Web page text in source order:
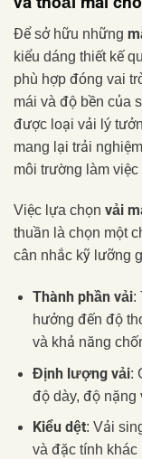
Để sở hữu những
kiểu dáng thiết kế
phù hợp đóng vai
mái và độ bền của
được loại vải lý
mang lại trải
môi trường làm
Việc lựa chọn vải
thuần là chọn một
cân nhắc kỹ lưỡng
Thành phần vải:
hưởng đến độ
và khả năng
Định lượng vải:
độ dày, độ nặng
Kiểu dệt: Vải
và đặc tính khác